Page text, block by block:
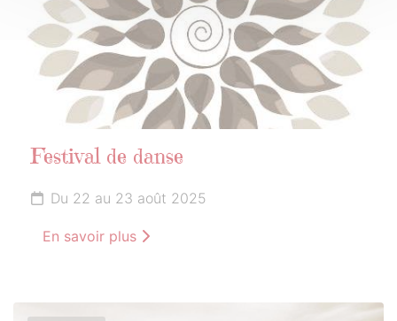
Festival de danse
Du 22 au 23 août 2025
En savoir plus